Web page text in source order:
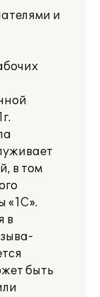
и
в том
«1С».
в
быть